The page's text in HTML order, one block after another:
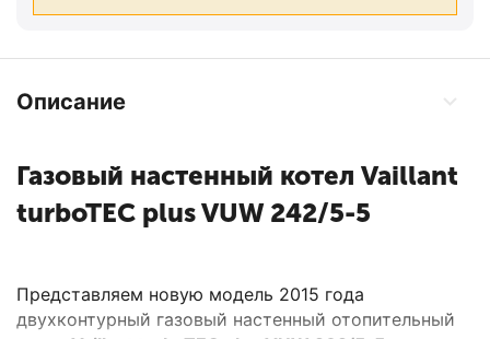
Описание
Газовый настенный котел Vaillant
turboTEC plus VUW 242/5-5
Представляем новую модель 2015 года
двухконтурный газовый настенный отопительный